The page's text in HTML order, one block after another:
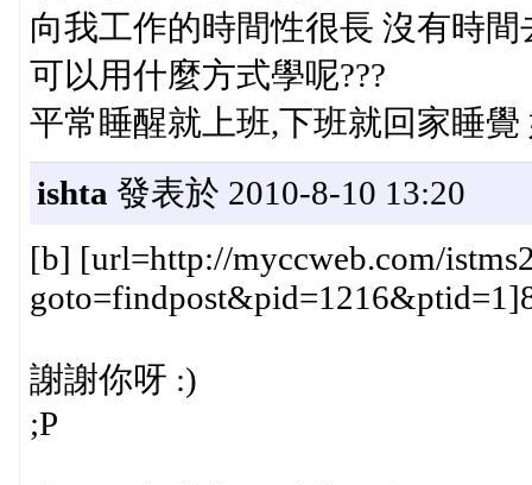
向我工作的時間性很長 沒有時間
可以用什麼方式學呢???
平常睡醒就上班,下班就回家睡覺
ishta 發表於 2010-8-10 13:20
[b] [url=http://myccweb.com/
謝謝你呀 :)
;P